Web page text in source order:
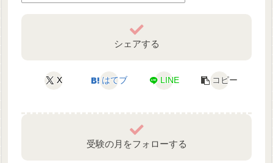
シェアする
X はてブ LINE コピー
受験の月をフォローする